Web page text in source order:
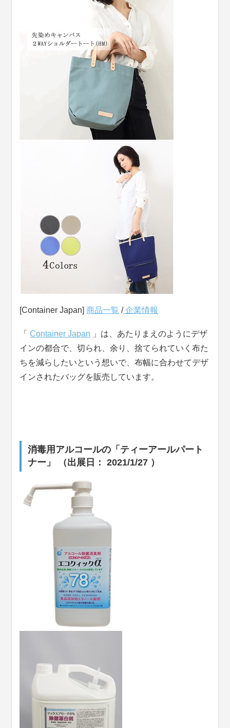
[Container Japan]商品一覧 /企業情報
「Container Japan 」は、あたりまえのようにデザ
インの都合で、切られ、余り、捨てられていく布た
ちを減らしたいという想いで、布幅に合わせてデザ
インされたバッグを販売しています。
消毒用アルコールの「ティーアールパート
ナー」 （出展日： 2021/1/27 ）